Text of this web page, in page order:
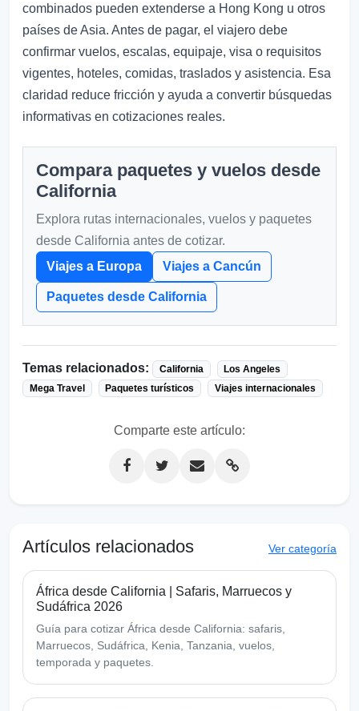
combinados pueden extenderse a Hong Kong u otros
países de Asia. Antes de pagar, el viajero debe
confirmar vuelos, escalas, equipaje, visa o requisitos
vigentes, hoteles, comidas, traslados y asistencia. Esa
claridad reduce fricción y ayuda a convertir búsquedas
informativas en cotizaciones reales.
Compara paquetes y vuelos desde
California
Explora rutas internacionales, vuelos y paquetes
desde California antes de cotizar.
Viajes a Europa
Viajes a Cancún
Paquetes desde California
Temas relacionados: California
Los Angeles
Mega Travel
Paquetes turísticos Viajes internacionales
Comparte este artículo:
Artículos relacionados Ver categoría
África desde California | Safaris, Marruecos y
Sudáfrica 2026
Guía para cotizar África desde California: safaris,
Marruecos, Sudáfrica, Kenia, Tanzania, vuelos,
temporada y paquetes.